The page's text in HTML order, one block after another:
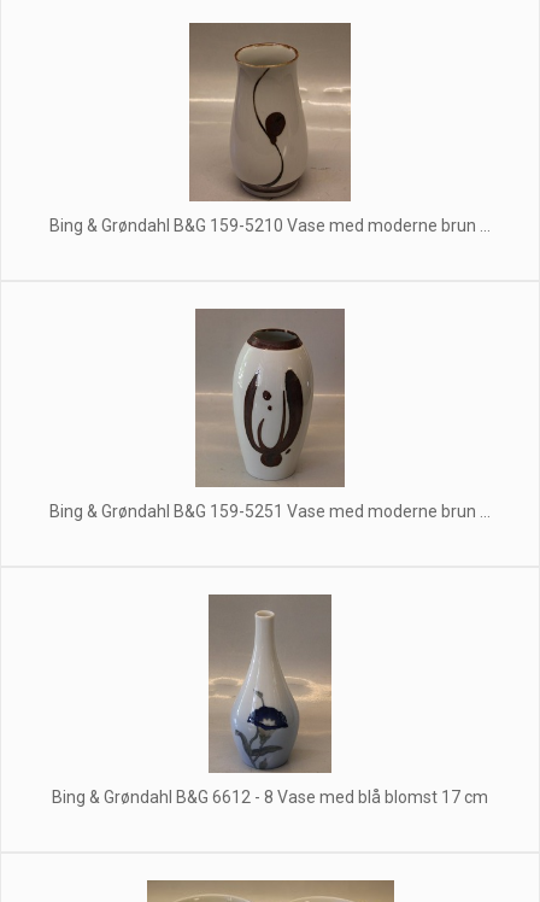
Bing & Grøndahl B&G 159-5210 Vase med moderne brun ...
Bing & Grøndahl B&G 159-5251 Vase med moderne brun ...
Bing & Grøndahl B&G 6612 - 8 Vase med blå blomst 17 cm